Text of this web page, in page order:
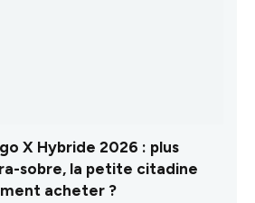
X Hybride 2026 : plus
sobre, la petite citadine
acheter ?